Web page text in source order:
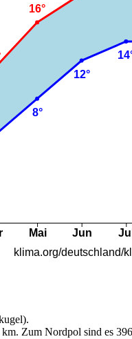
Zum Nordpol sind es